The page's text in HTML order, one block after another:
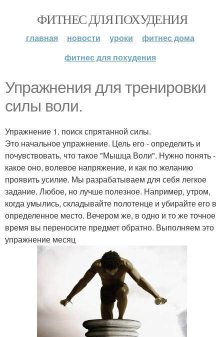
ФИТНЕС ДЛЯ ПОХУДЕНИЯ
главная новости уроки
фитнес дома
фитнес для похудения
Упражнения для тренировки
силы воли.
Упражнение 1. поиск спрятанной силы.
Это начальное упражнение. Цель его - определить и
почувствовать, что такое "Мышца Воли". Нужно понять -
какое оно, волевое напряжение, и как по желанию
проявить усилие. Мы разрабатываем для себя легкое
задание. Любое, но лучше полезное. Например, утром,
когда умылись, складывайте полотенце и убирайте его в
определенное место. Вечером же, в одно и то же точное
время вы переносите предмет обратно. Выполняем это
упражнение месяц